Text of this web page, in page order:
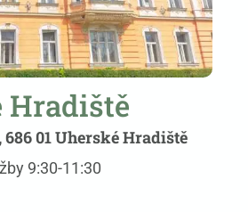
Hradiště
01 Uherské Hradiště
9:30-11:30